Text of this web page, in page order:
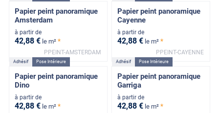
Papier peint panoramique
Amsterdam
à partir de
42,88 € le m² *
PPEINT-AMSTERDAM
Papier peint panoramique
Cayenne
à partir de
42,88 € le m² *
PPEINT-CAYENNE
Adhésif Pose Intérieure
Papier peint panoramique
Dino
à partir de
42,88 € le m² *
Adhésif Pose Intérieure
Papier peint panoramique
Garriga
à partir de
42,88 € le m² *